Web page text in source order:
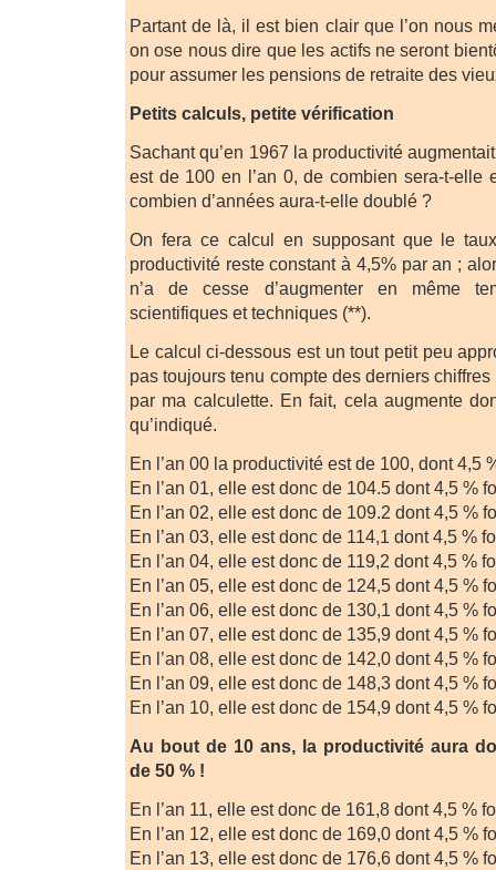
Partant de là, il est bien clair que l’on nous
on ose nous dire que les actifs ne seront
pour assumer les pensions de retraite des
Petits calculs, petite vérification
Sachant qu’en 1967 la productivité
est de 100 en l’an 0, de combien sera-t-elle
combien d’années aura-t-elle doublé ?
On fera ce calcul en supposant que le
productivité reste constant à 4,5% par an ;
n’a de cesse d’augmenter en même
scientifiques et techniques (**).
Le calcul ci-dessous est un tout petit peu
pas toujours tenu compte des derniers
par ma calculette. En fait, cela augmente
qu’indiqué.
En l’an 00 la productivité est de 100, dont 4,5
En l’an 01, elle est donc de 104.5 dont 4,5 %
En l’an 02, elle est donc de 109.2 dont 4,5 %
En l’an 03, elle est donc de 114,1 dont 4,5 %
En l’an 04, elle est donc de 119,2 dont 4,5 %
En l’an 05, elle est donc de 124,5 dont 4,5 %
En l’an 06, elle est donc de 130,1 dont 4,5 %
En l’an 07, elle est donc de 135,9 dont 4,5 %
En l’an 08, elle est donc de 142,0 dont 4,5 %
En l’an 09, elle est donc de 148,3 dont 4,5 %
En l’an 10, elle est donc de 154,9 dont 4,5 %
Au bout de 10 ans, la productivité aura
de 50 % !
En l’an 11, elle est donc de 161,8 dont 4,5 %
En l’an 12, elle est donc de 169,0 dont 4,5 %
En l’an 13, elle est donc de 176,6 dont 4,5 %